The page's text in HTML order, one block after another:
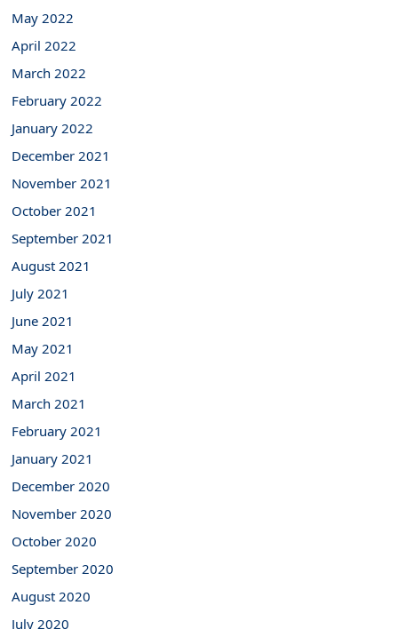
May 2022
April 2022
March 2022
February 2022
January 2022
December 2021
November 2021
October 2021
September 2021
August 2021
July 2021
June 2021
May 2021
April 2021
March 2021
February 2021
January 2021
December 2020
November 2020
October 2020
September 2020
August 2020
July 2020